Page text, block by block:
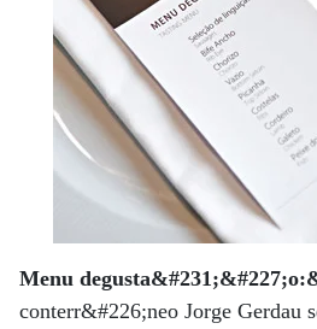
Menu
conterr&#226;neo Jorge Gerdau